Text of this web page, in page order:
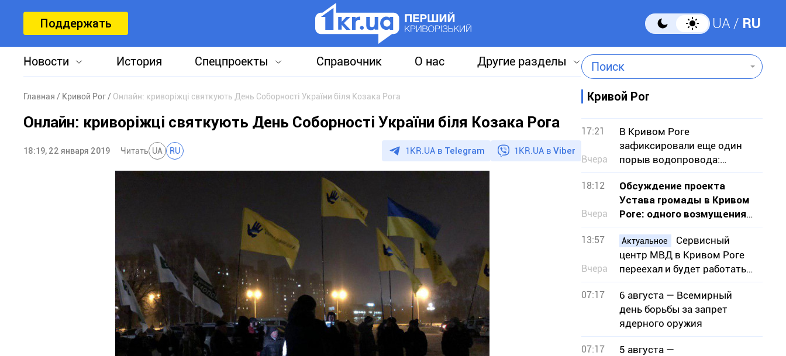
Поддержать UA RU
Новости История Спецпроекты Справочник О нас Другие разделы Поиск
Главная Кривой Рог Онлайн: криворіжці святкують День Соборності України біля Козака Рога
Онлайн: криворіжці святкують День Соборності України біля Козака Рога
18:19, 22 января 2019 Читать UA RU 1KR.UA в Telegram 1KR.UA в Viber
Кривой Рог
17:21
Вчера
В Кривом Роге
зафиксировали еще один
порыв водопровода:
подтопило земельные
участки
18:12
Вчера
Обсуждение проекта
Устава громады в Кривом
Роге: одного возмущения
мало, нужно действовать
13:57
Вчера
Актуальное
Сервисный
центр МВД в Кривом Роге
переехал и будет работать
во время воздушных тревог
– адрес
07:17
6 августа — Всемирный
день борьбы за запрет
ядерного оружия
07:17
5 августа —